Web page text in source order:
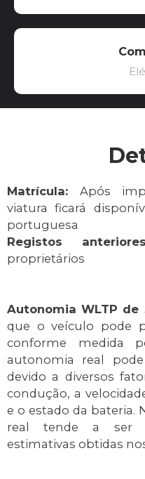
Matrícula: Após
viatura ficará
portuguesa
Registos
proprietários
Autonomia WLTP de
que o veículo pode
conforme medida
autonomia real
devido a diversos
condução, a
e o estado da
real tende a ser
estimativas obtidas